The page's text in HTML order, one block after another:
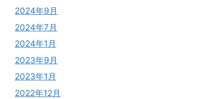
2024年9月
2024年7月
2024年1月
2023年9月
2023年1月
2022年12月